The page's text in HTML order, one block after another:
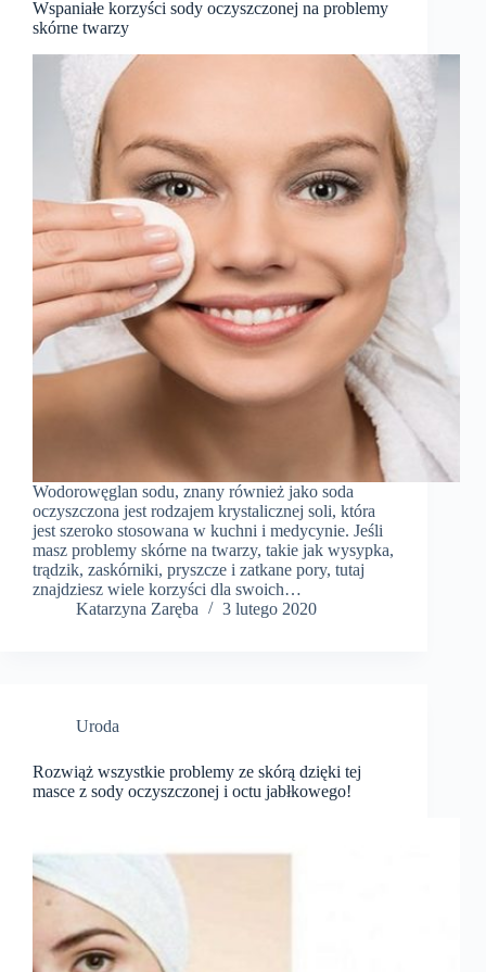
Wspaniałe korzyści sody oczyszczonej na problemy
skórne twarzy
Wodorowęglan sodu, znany również jako soda
oczyszczona jest rodzajem krystalicznej soli, która
jest szeroko stosowana w kuchni i medycynie. Jeśli
masz problemy skórne na twarzy, takie jak wysypka,
trądzik, zaskórniki, pryszcze i zatkane pory, tutaj
znajdziesz wiele korzyści dla swoich…
Katarzyna Zaręba
3 lutego 2020
Uroda
Rozwiąż wszystkie problemy ze skórą dzięki tej
masce z sody oczyszczonej i octu jabłkowego!